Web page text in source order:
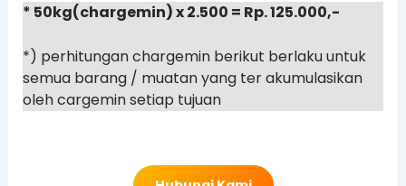
* 50kg(chargemin) x 2.500 = Rp. 125.000,-
*) perhitungan chargemin berikut berlaku untuk
semua barang / muatan yang ter akumulasikan
oleh cargemin setiap tujuan